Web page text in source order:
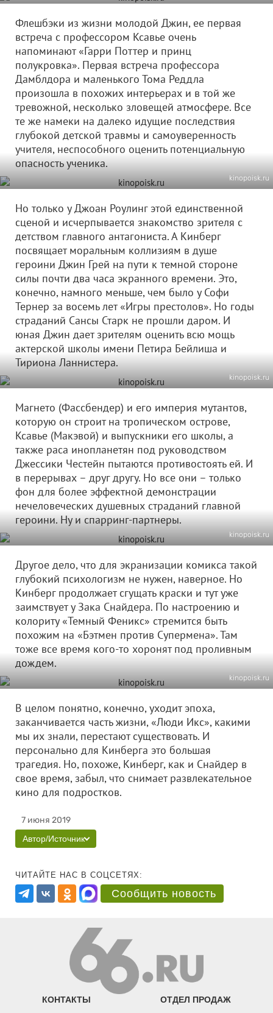
Флешбэки из жизни молодой Джин, ее первая
встреча с профессором Ксавье очень
напоминают «Гарри Поттер и принц
полукровка». Первая встреча профессора
Дамблдора и маленького Тома Реддла
произошла в похожих интерьерах и в той же
тревожной, несколько зловещей атмосфере. Все
те же намеки на далеко идущие последствия
глубокой детской травмы и самоуверенность
учителя, неспособного оценить потенциальную
опасность ученика.
kinopoisk.ru
Но только у Джоан Роулинг этой единственной
сценой и исчерпывается знакомство зрителя с
детством главного антагониста. А Кинберг
посвящает моральным коллизиям в душе
героини Джин Грей на пути к темной стороне
силы почти два часа экранного времени. Это,
конечно, намного меньше, чем было у Софи
Тернер за восемь лет «Игры престолов». Но годы
страданий Сансы Старк не прошли даром. И
юная Джин дает зрителям оценить всю мощь
актерской школы имени Петира Бейлиша и
Тириона Ланнистера.
kinopoisk.ru
Магнето (Фассбендер) и его империя мутантов,
которую он строит на тропическом острове,
Ксавье (Макэвой) и выпускники его школы, а
также раса инопланетян под руководством
Джессики Честейн пытаются противостоять ей. И
в перерывах – друг другу. Но все они – только
фон для более эффектной демонстрации
нечеловеческих душевных страданий главной
героини. Ну и спарринг-партнеры.
kinopoisk.ru
Другое дело, что для экранизации комикса такой
глубокий психологизм не нужен, наверное. Но
Кинберг продолжает сгущать краски и тут уже
заимствует у Зака Снайдера. По настроению и
колориту «Темный Феникс» стремится быть
похожим на «Бэтмен против Супермена». Там
тоже все время кого-то хоронят под проливным
дождем.
kinopoisk.ru
В целом понятно, конечно, уходит эпоха,
заканчивается часть жизни, «Люди Икс», какими
мы их знали, перестают существовать. И
персонально для Кинберга это большая
трагедия. Но, похоже, Кинберг, как и Снайдер в
свое время, забыл, что снимает развлекательное
кино для подростков.
7 июня 2019
Автор/Источник
ЧИТАЙТЕ НАС В СОЦСЕТЯХ:
Сообщить новость
КОНТАКТЫ ОТДЕЛ ПРОДАЖ